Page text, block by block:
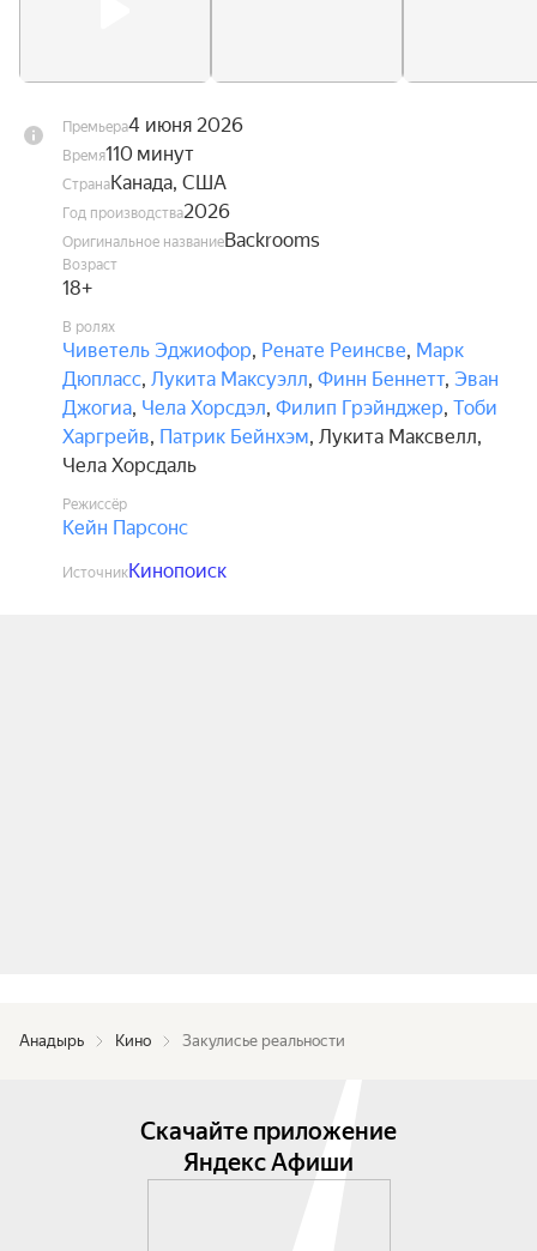
Премьера4 июня 2026
Время110 минут
СтранаКанада, США
Год производства2026
Оригинальное названиеBackrooms
Возраст
18+
В ролях
Чиветель Эджиофор, Ренате Реинсве, Марк
Дюпласс, Лукита Максуэлл, Финн Беннетт, Эван
Джогиа, Чела Хорсдэл, Филип Грэйнджер, Тоби
Харгрейв, Патрик Бейнхэм, Лукита Максвелл,
Чела Хорсдаль
Режиссёр
Кейн Парсонс
ИсточникКинопоиск
Анадырь Кино Закулисье реальности
Скачайте приложение
Яндекс Афиши